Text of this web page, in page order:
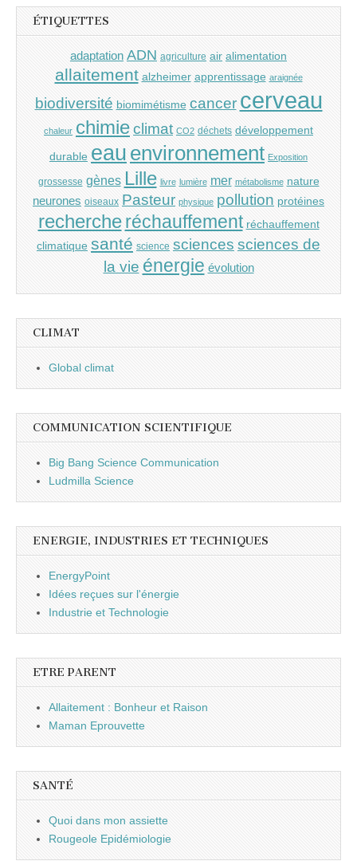
ÉTIQUETTES
adaptation ADN agriculture air alimentation
allaitement alzheimer apprentissage araignée
biodiversité biomimétisme cancer cerveau
chaleur chimieclimat CO2 déchets développement
durable eau environnement Exposition
grossesse gènes Lille livre lumière mer métabolisme nature
neurones oiseaux Pasteur physique pollution protéines
recherche réchauffement réchauffement
climatique santé science sciences sciences de
la vie énergie évolution
CLIMAT
Global climat
COMMUNICATION SCIENTIFIQUE
Big Bang Science Communication
Ludmilla Science
ENERGIE, INDUSTRIES ET TECHNIQUES
EnergyPoint
Idées reçues sur l'énergie
Industrie et Technologie
ETRE PARENT
Allaitement : Bonheur et Raison
Maman Eprouvette
SANTÉ
Quoi dans mon assiette
Rougeole Epidémiologie